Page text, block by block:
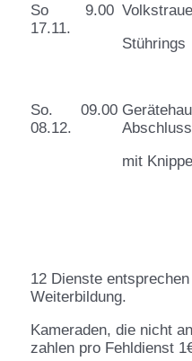
So
17.11.
9.00
So.
08.12.
09.00
mit
12 Dienste
Weiterbildung.
Kameraden, die nicht
zahlen pro Fehldienst